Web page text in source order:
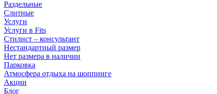
Раздельные
Слитные
Услуги
Услуги в Fits
Стилист – консультант
Нестандартный размер
Нет размера в наличии
Парковка
Атмосфера отдыха на шоппинге
Акции
Блог